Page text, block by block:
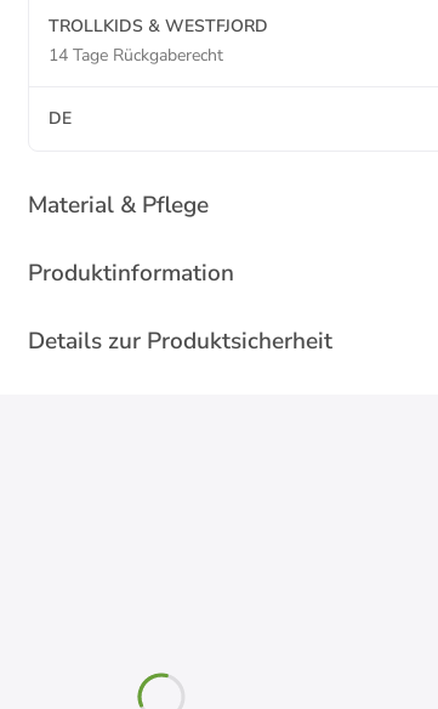
TROLLKIDS & WESTFJORD
14 Tage Rückgaberecht
DE
Material & Pflege
Produktinformation
Details zur Produktsicherheit